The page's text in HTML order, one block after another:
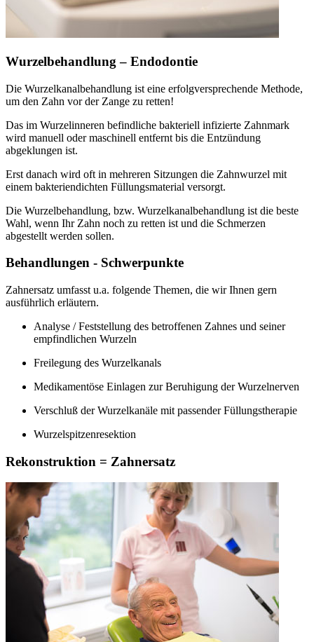
Wurzelbehandlung – Endodontie
Die Wurzelkanalbehandlung ist eine erfolgversprechende Methode,
um den Zahn vor der Zange zu retten!
Das im Wurzelinneren befindliche bakteriell infizierte Zahnmark
wird manuell oder maschinell entfernt bis die Entzündung
abgeklungen ist.
Erst danach wird oft in mehreren Sitzungen die Zahnwurzel mit
einem bakteriendichten Füllungsmaterial versorgt.
Die Wurzelbehandlung, bzw. Wurzelkanalbehandlung ist die beste
Wahl, wenn Ihr Zahn noch zu retten ist und die Schmerzen
abgestellt werden sollen.
Behandlungen - Schwerpunkte
Zahnersatz umfasst u.a. folgende Themen, die wir Ihnen gern
ausführlich erläutern.
Analyse / Feststellung des betroffenen Zahnes und seiner
empfindlichen Wurzeln
Freilegung des Wurzelkanals
Medikamentöse Einlagen zur Beruhigung der Wurzelnerven
Verschluß der Wurzelkanäle mit passender Füllungstherapie
Wurzelspitzenresektion
Rekonstruktion = Zahnersatz